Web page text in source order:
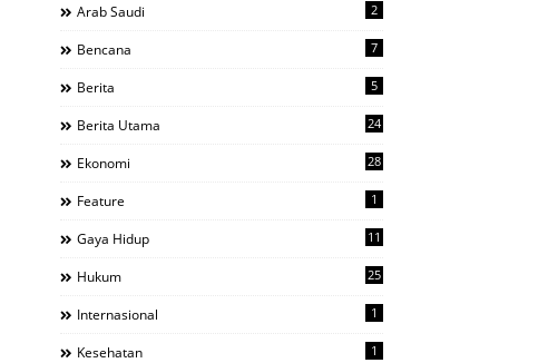
Arab Saudi 2
Bencana 7
Berita 5
Berita Utama 24
Ekonomi 28
Feature 1
Gaya Hidup 11
Hukum 25
Internasional 1
Kesehatan 1